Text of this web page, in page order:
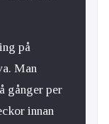
på
Man
gånger per
innan